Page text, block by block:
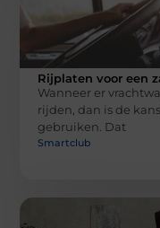
Rijplaten voor een
Wanneer er
rijden, dan is de
gebruiken. Dat
Smartclub